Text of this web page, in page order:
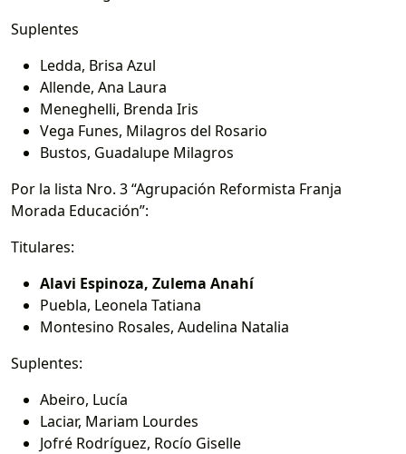
Suplentes
Ledda, Brisa Azul
Allende, Ana Laura
Meneghelli, Brenda Iris
Vega Funes, Milagros del Rosario
Bustos, Guadalupe Milagros
Por la lista Nro. 3 “Agrupación Reformista Franja
Morada Educación”:
Titulares:
Alavi Espinoza, Zulema Anahí
Puebla, Leonela Tatiana
Montesino Rosales, Audelina Natalia
Suplentes:
Abeiro, Lucía
Laciar, Mariam Lourdes
Jofré Rodríguez, Rocío Giselle